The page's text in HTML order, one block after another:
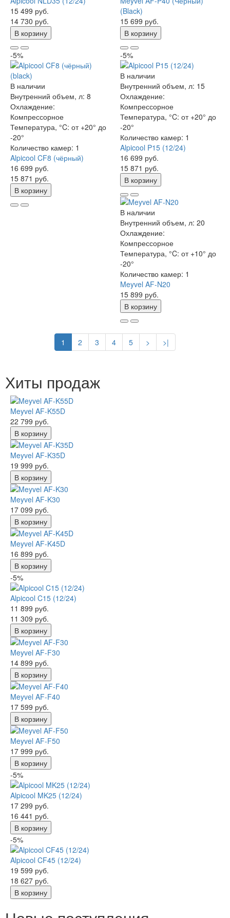
15 499 руб.
14 730 руб.
В корзину
(Black)
15 699 руб.
В корзину
-5%
В наличии
Внутренний объем, л: 8
Охлаждение:
Компрессорное
Температура, °C: от +20° до
-20°
Количество камер: 1
Alpicool CF8 (чёрный)
16 699 руб.
15 871 руб.
В корзину
-5%
В наличии
Внутренний объем, л: 15
Охлаждение:
Компрессорное
Температура, °C: от +20° до
-20°
Количество камер: 1
Alpicool P15 (12/24)
16 699 руб.
15 871 руб.
В корзину
В наличии
Внутренний объем, л: 20
Охлаждение:
Компрессорное
Температура, °C: от +10° до
-20°
Количество камер: 1
Meyvel AF-N20
15 899 руб.
В корзину
1 2 3 4 5 > >|
Хиты продаж
Meyvel AF-K55D
22 799 руб.
В корзину
Meyvel AF-K35D
19 999 руб.
В корзину
Meyvel AF-K30
17 099 руб.
В корзину
Meyvel AF-K45D
16 899 руб.
В корзину
-5%
Alpicool C15 (12/24)
11 899 руб.
11 309 руб.
В корзину
Meyvel AF-F30
14 899 руб.
В корзину
Meyvel AF-F40
17 599 руб.
В корзину
Meyvel AF-F50
17 999 руб.
В корзину
-5%
Alpicool MK25 (12/24)
17 299 руб.
16 441 руб.
В корзину
-5%
Alpicool CF45 (12/24)
19 599 руб.
18 627 руб.
В корзину